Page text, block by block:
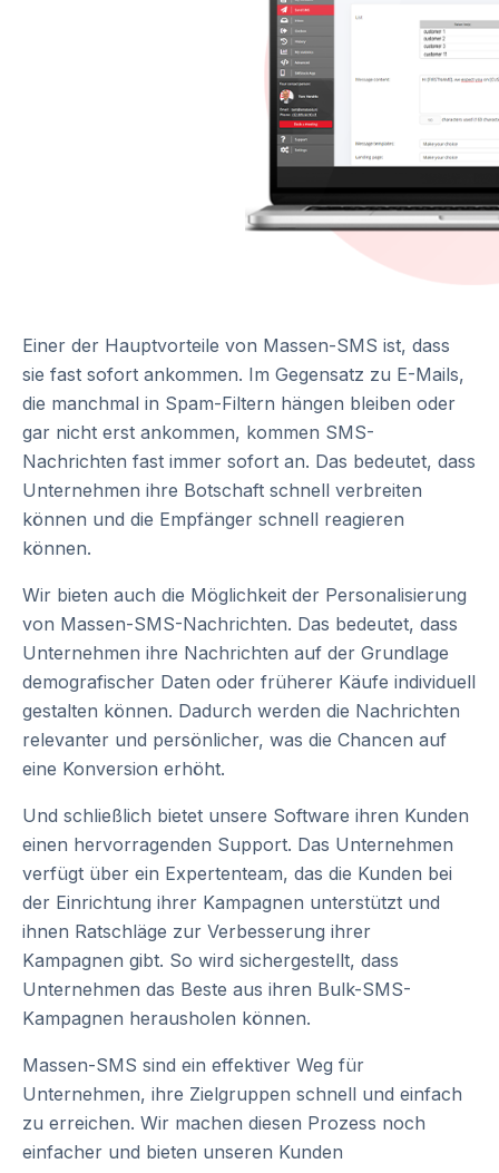
Einer der Hauptvorteile von Massen-SMS ist, dass
sie fast sofort ankommen. Im Gegensatz zu E-Mails,
die manchmal in Spam-Filtern hängen bleiben oder
gar nicht erst ankommen, kommen SMS-
Nachrichten fast immer sofort an. Das bedeutet, dass
Unternehmen ihre Botschaft schnell verbreiten
können und die Empfänger schnell reagieren
können.
Wir bieten auch die Möglichkeit der Personalisierung
von Massen-SMS-Nachrichten. Das bedeutet, dass
Unternehmen ihre Nachrichten auf der Grundlage
demografischer Daten oder früherer Käufe individuell
gestalten können. Dadurch werden die Nachrichten
relevanter und persönlicher, was die Chancen auf
eine Konversion erhöht.
Und schließlich bietet unsere Software ihren Kunden
einen hervorragenden Support. Das Unternehmen
verfügt über ein Expertenteam, das die Kunden bei
der Einrichtung ihrer Kampagnen unterstützt und
ihnen Ratschläge zur Verbesserung ihrer
Kampagnen gibt. So wird sichergestellt, dass
Unternehmen das Beste aus ihren Bulk-SMS-
Kampagnen herausholen können.
Massen-SMS sind ein effektiver Weg für
Unternehmen, ihre Zielgruppen schnell und einfach
zu erreichen. Wir machen diesen Prozess noch
einfacher und bieten unseren Kunden